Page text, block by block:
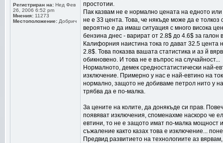
Регистриран на: Нед Фев
26, 2006 6:52 pm
Мнения: 11273
Местоположение: Добрич
простотии.
Пак казвам не е нормално цената на едното
не е 33 цента. Това, че някъде може да е
вероятно е да имаш ситуация с много висока
бензина днес - варират от 2.8$ до 4.6$ за
Калифорния наистина тока го дават 32.5
2.8$. Това показва вашата статистика и аз й
обикновено. И това не е въпрос на случайност...
Нормалното, демек средностатистически най-
изключение. Примерно у нас е най-евтино на
нормално, защото не добиваме петрол нито у
трябва да е по-малка.
За цените на колите, да донякъде си прав.
появяват изключения, споменахме наскоро че
евтини, то не е защото имат по-малка мощност
съжаление както казах това е изключение...
Предвид развитието на технологиите аз